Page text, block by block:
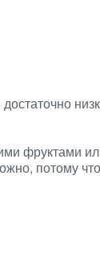
фруктами
потому